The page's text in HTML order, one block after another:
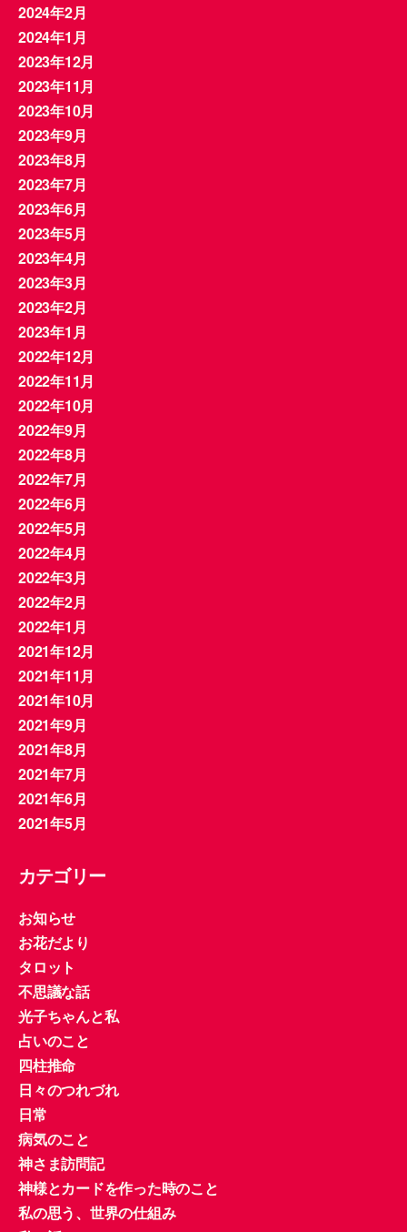
2024年2月
2024年1月
2023年12月
2023年11月
2023年10月
2023年9月
2023年8月
2023年7月
2023年6月
2023年5月
2023年4月
2023年3月
2023年2月
2023年1月
2022年12月
2022年11月
2022年10月
2022年9月
2022年8月
2022年7月
2022年6月
2022年5月
2022年4月
2022年3月
2022年2月
2022年1月
2021年12月
2021年11月
2021年10月
2021年9月
2021年8月
2021年7月
2021年6月
2021年5月
カテゴリー
お知らせ
お花だより
タロット
不思議な話
光子ちゃんと私
占いのこと
四柱推命
日々のつれづれ
日常
病気のこと
神さま訪問記
神様とカードを作った時のこと
私の思う、世界の仕組み